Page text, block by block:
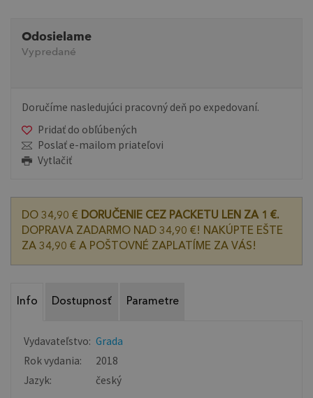
Odosielame
Vypredané
Doručíme nasledujúci pracovný deň po expedovaní.
Pridať do obľúbených
Poslať e-mailom priateľovi
Vytlačiť
DO 34,90 € DORUČENIE CEZ PACKETU LEN ZA 1 €.
DOPRAVA ZADARMO NAD 34,90 €! NAKÚPTE EŠTE
ZA 34,90 € A POŠTOVNÉ ZAPLATÍME ZA VÁS!
Info Dostupnosť Parametre
Vydavateľstvo: Grada
Rok vydania:
2018
Jazyk:
český